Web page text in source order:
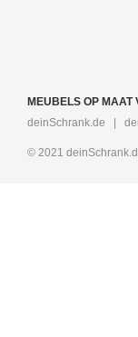
MEUBELS OP MAAT
deinSchrank.de |
© 2021